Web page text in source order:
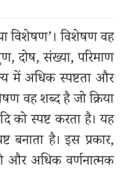
विशेषण’। विशेषण वह
दोष, संख्या, परिमाण
में अधिक स्पष्टता और
वह शब्द है जो क्रिया
को स्पष्ट करता है। यह
बनाता है। इस प्रकार,
और अधिक वर्णनात्मक